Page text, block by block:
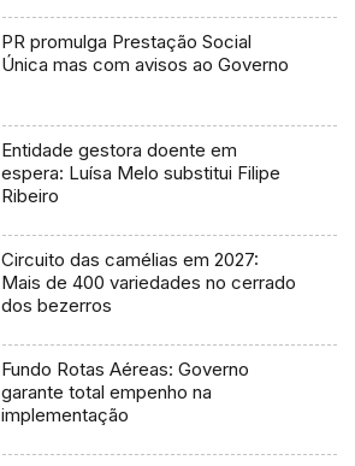
PR promulga Prestação Social
Única mas com avisos ao Governo
Entidade gestora doente em
espera: Luísa Melo substitui Filipe
Ribeiro
Circuito das camélias em 2027:
Mais de 400 variedades no cerrado
dos bezerros
Fundo Rotas Aéreas: Governo
garante total empenho na
implementação